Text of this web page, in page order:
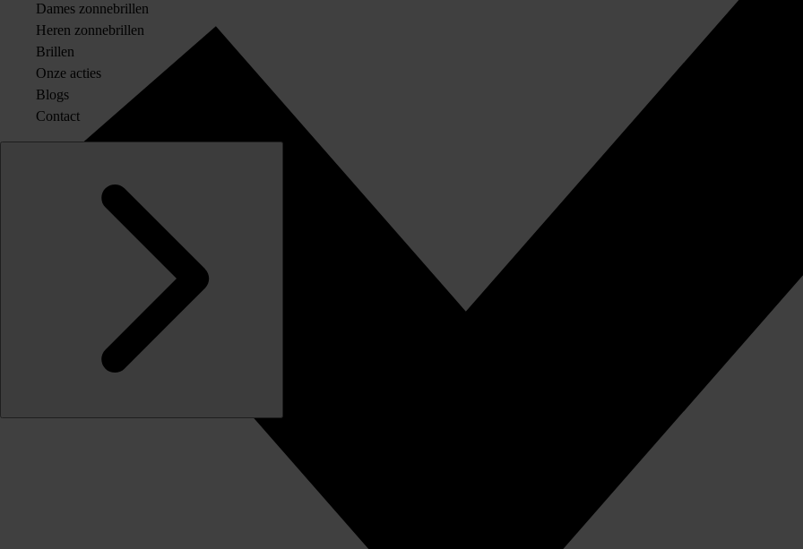
Dames zonnebrillen
Heren zonnebrillen
Brillen
Onze acties
Blogs
Contact